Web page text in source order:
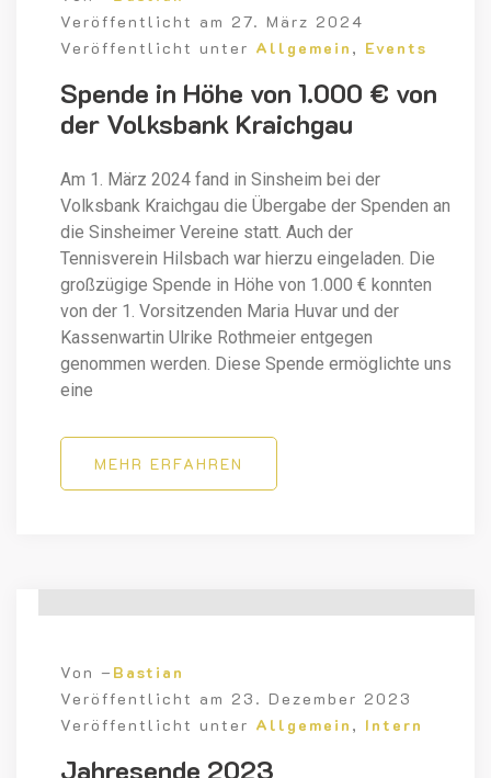
Veröffentlicht am 27. März 2024
Veröffentlicht unter Allgemein , Events
Spende in Höhe von 1.000 € von
der Volksbank Kraichgau
Am 1. März 2024 fand in Sinsheim bei der
Volksbank Kraichgau die Übergabe der Spenden an
die Sinsheimer Vereine statt. Auch der
Tennisverein Hilsbach war hierzu eingeladen. Die
großzügige Spende in Höhe von 1.000 € konnten
von der 1. Vorsitzenden Maria Huvar und der
Kassenwartin Ulrike Rothmeier entgegen
genommen werden. Diese Spende ermöglichte uns
eine
MEHR ERFAHREN
Von – Bastian
Veröffentlicht am 23. Dezember 2023
Veröffentlicht unter Allgemein , Intern
Jahresende 2023